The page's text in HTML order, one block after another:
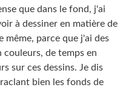
que dans le fond, j'ai
à dessiner en matière de
parce que j'ai des
couleurs, de temps en
sur ces dessins. Je dis
bien les fonds de